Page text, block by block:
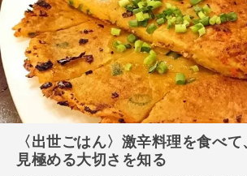
〈出世ごはん〉激辛料理を食べ
見極める大切さを知る